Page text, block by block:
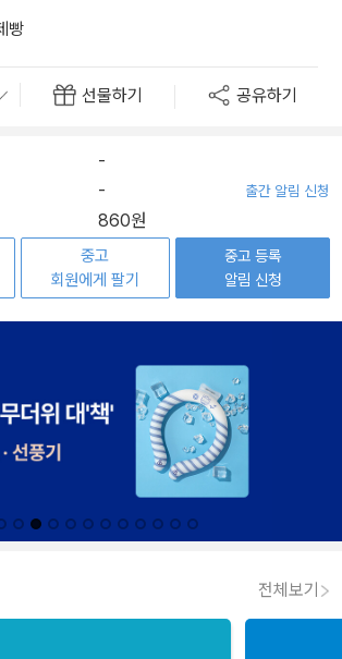
빵
선물하기 공유하기
-
- 출간 알림 신청
860원
중고
회원에게 팔기
중고 등록
알림 신청
전체보기